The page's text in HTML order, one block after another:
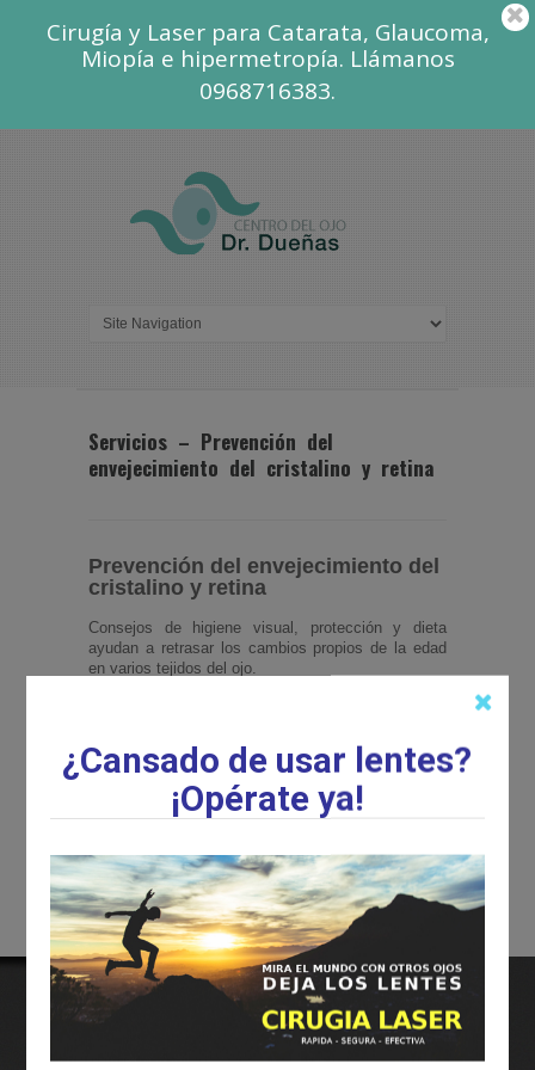
Servicios – Prevención del
envejecimiento del cristalino y retina
Prevención del envejecimiento del
cristalino y retina
Consejos de higiene visual, protección y dieta
ayudan a retrasar los cambios propios de la edad
en varios tejidos del ojo.
Cirugía y Laser para Catarata, Glaucoma,
Miopía e hipermetropía. Llámanos
0968716383.
¿Cansado de usar lentes?
¡Opérate ya!